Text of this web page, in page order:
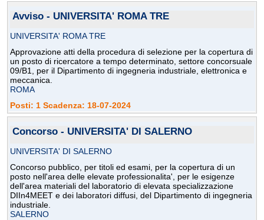
Avviso - UNIVERSITA' ROMA TRE
UNIVERSITA' ROMA TRE
Approvazione atti della procedura di selezione per la copertura di
un posto di ricercatore a tempo determinato, settore concorsuale
09/B1, per il Dipartimento di ingegneria industriale, elettronica e
meccanica.
ROMA
Posti: 1 Scadenza: 18-07-2024
Concorso - UNIVERSITA' DI SALERNO
UNIVERSITA' DI SALERNO
Concorso pubblico, per titoli ed esami, per la copertura di un
posto nell'area delle elevate professionalita', per le esigenze
dell'area materiali del laboratorio di elevata specializzazione
DIIn4MEET e dei laboratori diffusi, del Dipartimento di ingegneria
industriale.
SALERNO